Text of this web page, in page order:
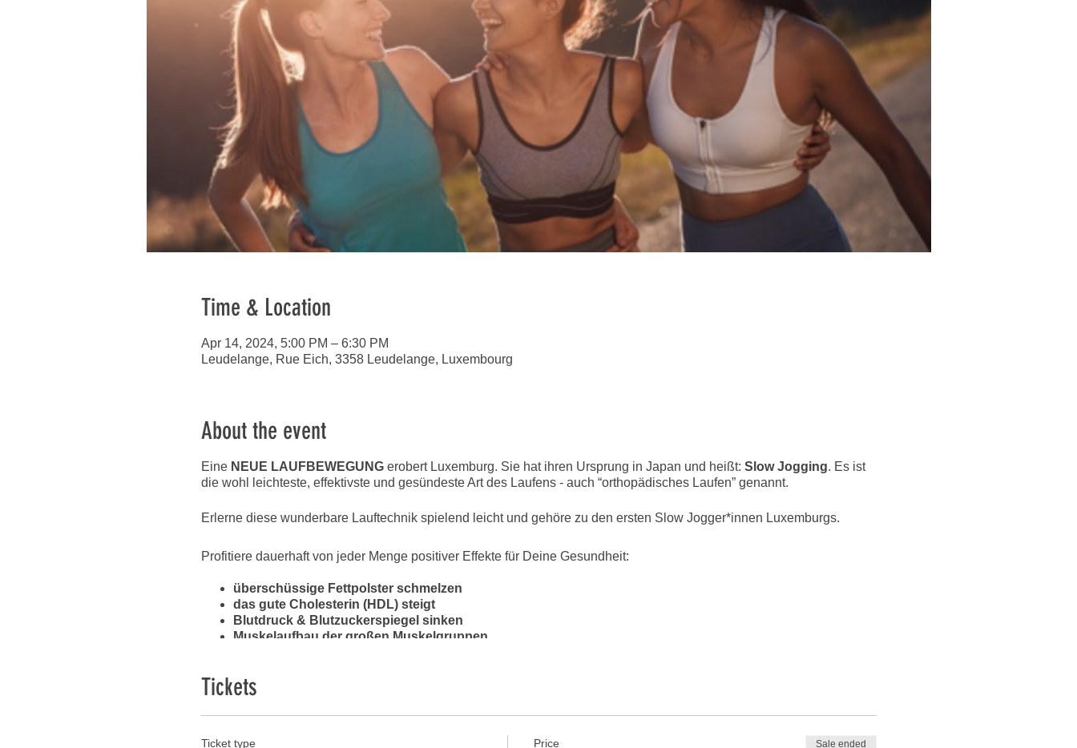
Time & Location
Apr 14, 2024, 5:00 PM – 6:30 PM
Leudelange, Rue Eich, 3358 Leudelange, Luxembourg
About the event
Eine NEUE LAUFBEWEGUNGerobert Luxemburg. Sie hat ihren Ursprung in Japan und heißt: Slow Jogging. Es ist
die wohl leichteste, effektivste und gesündeste Art des Laufens - auch “orthopädisches Laufen” genannt.
Erlerne diese wunderbare Lauftechnik spielend leicht und gehöre zu den ersten Slow Jogger*innen Luxemburgs.
Profitiere dauerhaft von jeder Menge positiver Effekte für Deine Gesundheit:
überschüssige Fettpolster schmelzen
das gute Cholesterin (HDL) steigt
Blutdruck & Blutzuckerspiegel sinken
Muskelaufbau der großen Muskelgruppen
Einmal gelernt, kannst Du diese gelenkschonende Laufart für immer anwenden - mit jedem Gewicht & Fitnesslevel, in
jedem Alter, mit jeder Einschränkung seien es Hüftschmerzen, operiertes Knie, Bandscheibenvorfall, Rückenprobleme
Tickets
Ticket type Price Sale ended